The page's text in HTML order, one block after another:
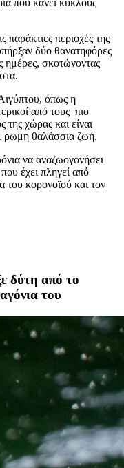
παράκτιες περιοχές της
δύο θανατηφόρες
ημέρες, σκοτώνοντας
όπως η
από τους πιο
χώρας και είναι
ρωμη θαλάσσια ζωή.
να αναζωογονήσει
έχει πληγεί από
του κορονοϊού και τον
δύτη από το
του